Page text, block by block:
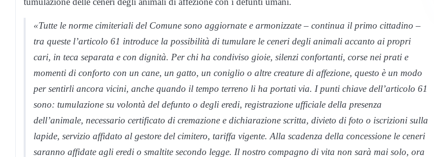
«Tutte le norme cimiteriali del Comune sono aggiornate e armonizzate – continua il primo cittadino –
tra queste l’articolo 61 introduce la possibilità di tumulare le ceneri degli animali accanto ai propri
cari, in teca separata e con dignità. Per chi ha condiviso gioie, silenzi confortanti, corse nei prati e
momenti di conforto con un cane, un gatto, un coniglio o altre creature di affezione, questo è un modo
per sentirli ancora vicini, anche quando il tempo terreno li ha portati via. I punti chiave dell’articolo 61
sono: tumulazione su volontà del defunto o degli eredi, registrazione ufficiale della presenza
dell’animale, necessario certificato di cremazione e dichiarazione scritta, divieto di foto o iscrizioni sulla
lapide, servizio affidato al gestore del cimitero, tariffa vigente. Alla scadenza della concessione le ceneri
saranno affidate agli eredi o smaltite secondo legge. Il nostro compagno di vita non sarà mai solo, ora